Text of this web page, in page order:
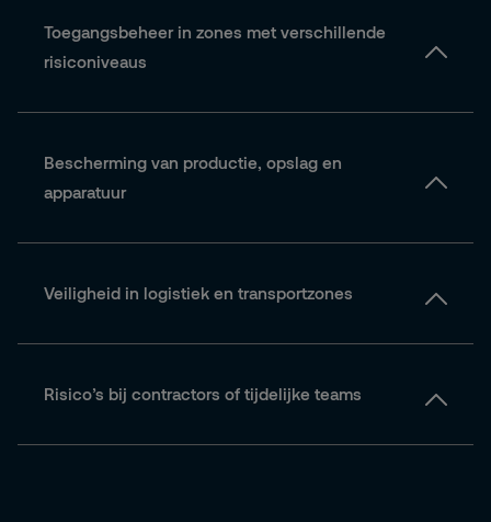
Toegangsbeheer in zones met verschillende
risiconiveaus
Bescherming van productie, opslag en
apparatuur
Veiligheid in logistiek en transportzones
Risico’s bij contractors of tijdelijke teams